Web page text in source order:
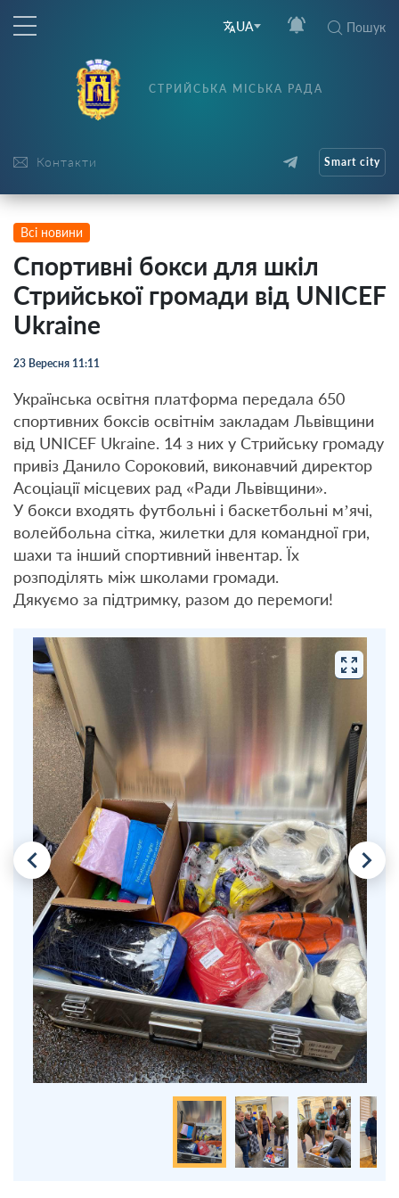
UA Пошук
Контакти
СТРИЙСЬКА МІСЬКА РАДА
Smart city
Всі новини
Спортивні бокси для шкіл
Стрийської громади від UNICEF
Ukraine
23 Вересня 11:11
Українська освітня платформа передала 650
спортивних боксів освітнім закладам Львівщини
від UNICEF Ukraine. 14 з них у Стрийську громаду
привіз Данило Сороковий, виконавчий директор
Асоціації місцевих рад «Ради Львівщини».
У бокси входять футбольні і баскетбольні м’ячі,
волейбольна сітка, жилетки для командної гри,
шахи та інший спортивний інвентар. Їх
розподілять між школами громади.
Дякуємо за підтримку, разом до перемоги!